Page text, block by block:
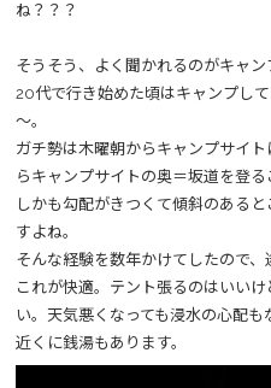
ね？？？
そうそう、よく聞かれるのがキャン
20代で行き始めた頃はキャンプし
～。
ガチ勢は木曜朝からキャンプサイ
らキャンプサイトの奥＝坂道を登る
しかも勾配がきつくて傾斜のある
すよね。
そんな経験を数年かけてしたので、
これが快適。テント張るのはいい
い。天気悪くなっても浸水の心配も
近くに銭湯もあります。